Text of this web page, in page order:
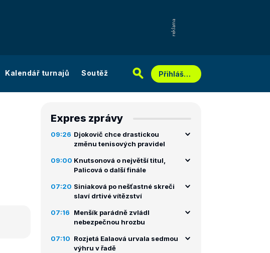
Kalendář turnajů Soutěž Přihlášení
Expres zprávy
09:26 Djokovič chce drastickou
změnu tenisových pravidel
09:00 Knutsonová o největší titul,
Palicová o další finále
07:20 Siniaková po nešťastné skreči
slaví drtivé vítězství
07:16
Menšík parádně zvládl
nebezpečnou hrozbu
07:10 Rozjetá Ealaová urvala sedmou
výhru v řadě